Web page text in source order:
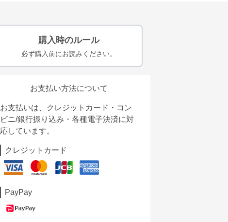
購入時のルール
必ず購入前にお読みください。
お支払い方法について
お支払いは、クレジットカード・コン
ビニ/銀行振り込み・各種電子決済に対
応しています。
クレジットカード
PayPay